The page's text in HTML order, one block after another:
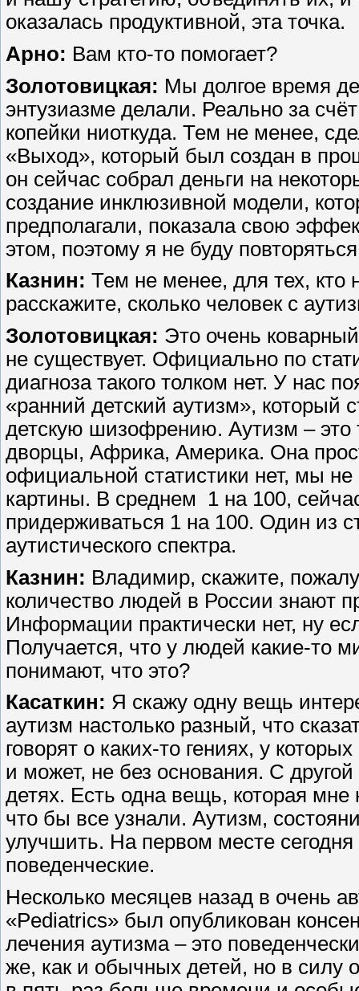
оказалась продуктивной, эта точка.
Арно: Вам кто-то помогает?
Золотовицкая: Мы долгое время
энтузиазме делали. Реально за
копейки ниоткуда. Тем не менее,
«Выход», который был создан в
он сейчас собрал деньги на
создание инклюзивной модели,
предполагали, показала свою
этом, поэтому я не буду
Казнин: Тем не менее, для тех, кто
расскажите, сколько человек с
Золотовицкая: Это очень
не существует. Официально по
диагноза такого толком нет. У нас
«ранний детский аутизм», который
детскую шизофрению. Аутизм – это
дворцы, Африка, Америка. Она
официальной статистики нет, мы
картины. В среднем 1 на 100,
придерживаться 1 на 100. Один из
аутистического спектра.
Казнин: Владимир, скажите,
количество людей в России знают
Информации практически нет, ну
Получается, что у людей какие-то
понимают, что это?
Касаткин: Я скажу одну вещь
аутизм настолько разный, что
говорят о каких-то гениях, у
и может, не без основания. С
детях. Есть одна вещь, которая
что бы все узнали. Аутизм,
улучшить. На первом месте
поведенческие.
Несколько месяцев назад в очень
«Pediatrics» был опубликован
лечения аутизма – это
же, как и обычных детей, но в силу